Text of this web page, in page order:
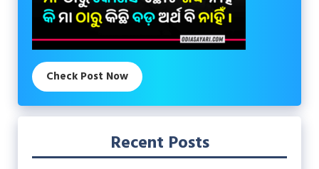
Check Post Now
Recent Posts